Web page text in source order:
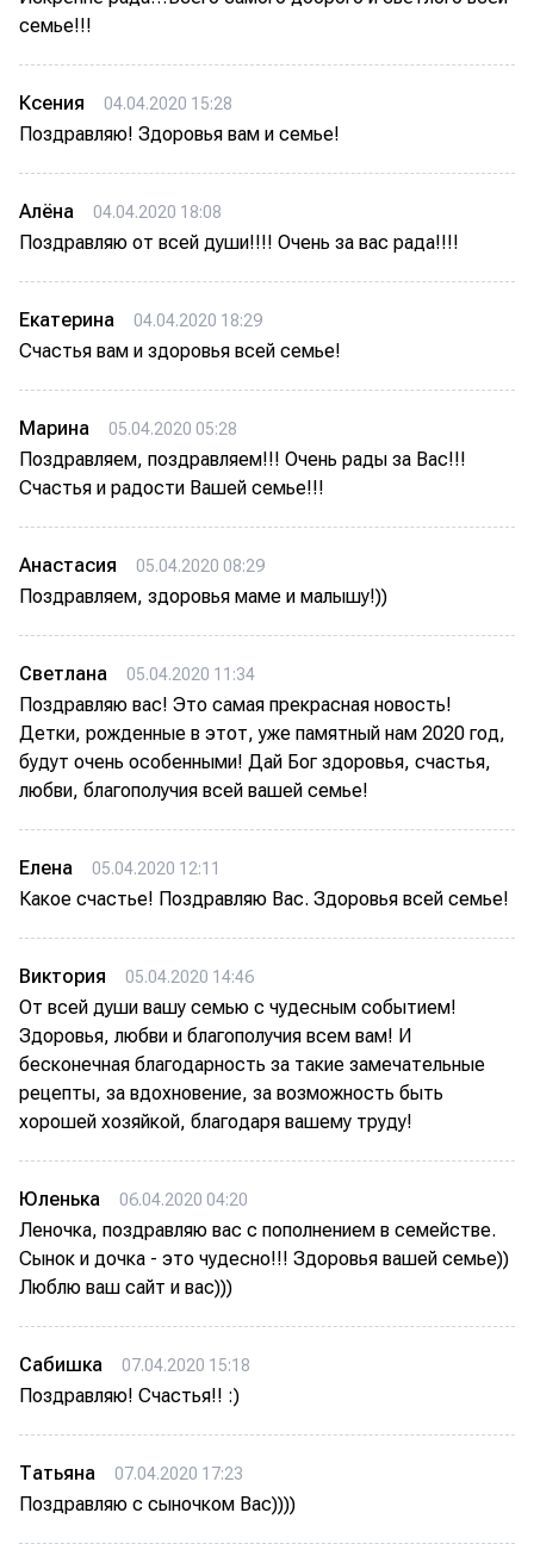
семье!!!
Ксения 04.04.2020 15:28
Поздравляю! Здоровья вам и семье!
Алёна 04.04.2020 18:08
Поздравляю от всей души!!!! Очень за вас рада!!!!
Екатерина 04.04.2020 18:29
Счастья вам и здоровья всей семье!
Марина 05.04.2020 05:28
Поздравляем, поздравляем!!! Очень рады за Вас!!!
Счастья и радости Вашей семье!!!
Анастасия 05.04.2020 08:29
Поздравляем, здоровья маме и малышу!))
Светлана 05.04.2020 11:34
Поздравляю вас! Это самая прекрасная новость!
Детки, рожденные в этот, уже памятный нам 2020 год,
будут очень особенными! Дай Бог здоровья, счастья,
любви, благополучия всей вашей семье!
Елена 05.04.2020 12:11
Какое счастье! Поздравляю Вас. Здоровья всей семье!
Виктория 05.04.2020 14:46
От всей души вашу семью с чудесным событием!
Здоровья, любви и благополучия всем вам! И
бесконечная благодарность за такие замечательные
рецепты, за вдохновение, за возможность быть
хорошей хозяйкой, благодаря вашему труду!
Юленька 06.04.2020 04:20
Леночка, поздравляю вас с пополнением в семействе.
Сынок и дочка - это чудесно!!! Здоровья вашей семье))
Люблю ваш сайт и вас)))
Сабишка 07.04.2020 15:18
Поздравляю! Счастья!! :)
Татьяна 07.04.2020 17:23
Поздравляю с сыночком Вас))))